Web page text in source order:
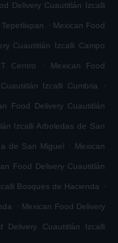
Delivery Cuautitlán Izcalli
. Mexican Food
Cuautitlán Izcalli Campo
Centro . Mexican Food
Izcalli Cumbria .
Food Delivery Cuautitlán
Izcalli Arboledas de San
de San Miguel . Mexican
Food Delivery Cuautitlán
Bosques de Hacienda .
. Mexican Food Delivery
Delivery Cuautitlán Izcalli